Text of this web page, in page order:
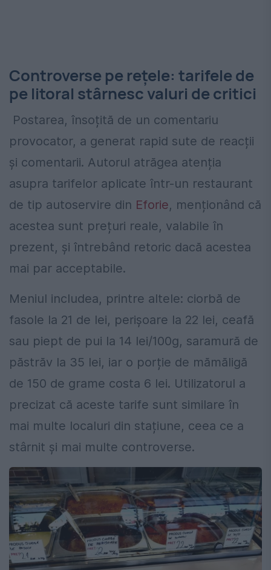
Controverse pe rețele: tarifele de
pe litoral stârnesc valuri de critici
Postarea, însoțită de un comentariu
provocator, a generat rapid sute de reacții
și comentarii. Autorul atrăgea atenția
asupra tarifelor aplicate într-un restaurant
de tip autoservire din Eforie, menționând că
acestea sunt prețuri reale, valabile în
prezent, și întrebând retoric dacă acestea
mai par acceptabile.
Meniul includea, printre altele: ciorbă de
fasole la 21 de lei, perișoare la 22 lei, ceafă
sau piept de pui la 14 lei/100g, saramură de
păstrăv la 35 lei, iar o porție de mămăligă
de 150 de grame costa 6 lei. Utilizatorul a
precizat că aceste tarife sunt similare în
mai multe localuri din stațiune, ceea ce a
stârnit și mai multe controverse.